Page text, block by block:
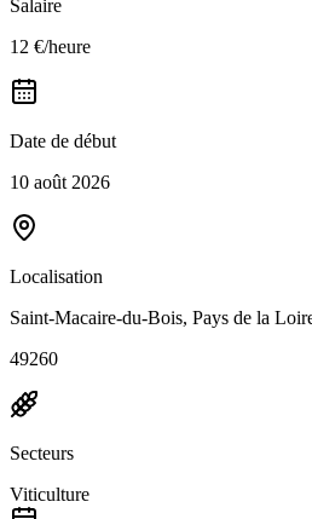
Salaire
12 €/heure
Date de début
10 août 2026
Localisation
Saint-Macaire-du-Bois, Pays de la
49260
Secteurs
Viticulture